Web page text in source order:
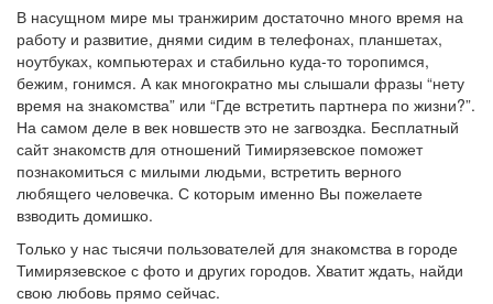
В насущном мире мы транжирим достаточно много время на
работу и развитие, днями сидим в телефонах, планшетах,
ноутбуках, компьютерах и стабильно куда-то торопимся,
бежим, гонимся. А как многократно мы слышали фразы “нету
время на знакомства” или “Где встретить партнера по жизни?”.
На самом деле в век новшеств это не загвоздка. Бесплатный
сайт знакомств для отношений Тимирязевское поможет
познакомиться с милыми людьми, встретить верного
любящего человечка. С которым именно Вы пожелаете
взводить домишко.
Только у нас тысячи пользователей для знакомства в городе
Тимирязевское с фото и других городов. Хватит ждать, найди
свою любовь прямо сейчас.